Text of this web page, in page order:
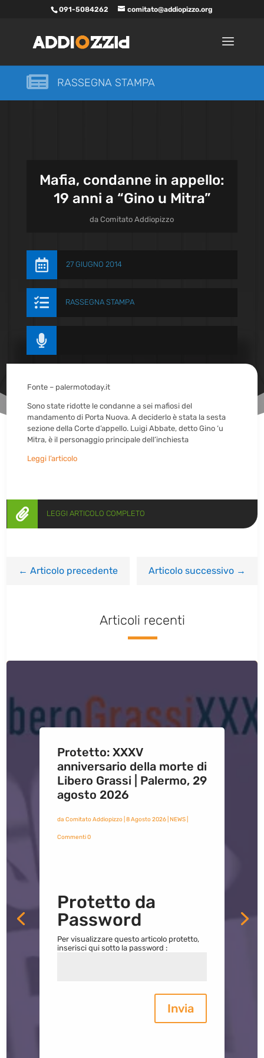
091-5084262 comitato@addiopizzo.org
 RASSEGNA STAMPA
Mafia, condanne in appello:
19 anni a “Gino u Mitra”
daComitato Addiopizzo
 27 GIUGNO 2014
 RASSEGNA STAMPA

Fonte – palermotoday.it
Sono state ridotte le condanne a sei mafiosi del
mandamento di Porta Nuova. A deciderlo è stata la sesta
sezione della Corte d’appello. Luigi Abbate, detto Gino ‘u
Mitra, è il personaggio principale dell’inchiesta
Leggi l’articolo
 LEGGI ARTICOLO COMPLETO
←Articolo precedente Articolo successivo→
Articoli recenti
Protetto: XXXV
anniversario della morte di
Libero Grassi | Palermo, 29
agosto 2026
da Comitato Addiopizzo| 8 Agosto 2026| NEWS|
Commenti 0
Protetto da
Password
Per visualizzare questo articolo protetto,
inserisci qui sotto la password :
Invia